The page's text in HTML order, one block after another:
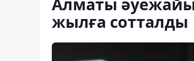
жылға сотталды